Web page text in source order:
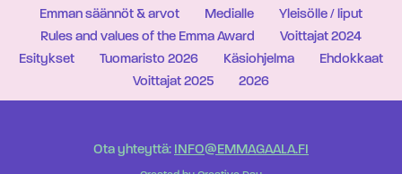
Emman säännöt & arvot
Medialle
Yleisölle / liput
Rules and values of the Emma Award
Voittajat 2024
Esitykset
Tuomaristo 2026 Käsiohjelma
Ehdokkaat
Voittajat 2025
2026
Ota yhteyttä: INFO@EMMAGAALA.FI